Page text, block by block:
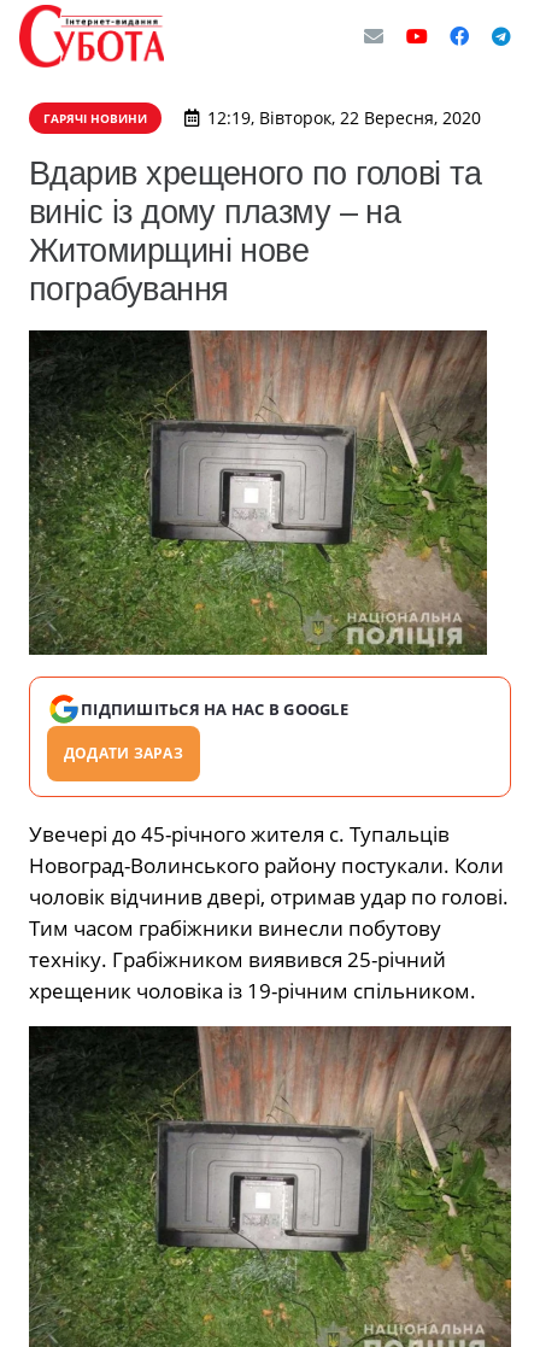
ГАРЯЧІ НОВИНИ 12:19, Вівторок, 22 Вересня, 2020
Вдарив хрещеного по голові та
виніс із дому плазму – на
Житомирщині нове
пограбування
ПІДПИШІТЬСЯ НА НАС В GOOGLE
ДОДАТИ ЗАРАЗ
Увечері до 45-річного жителя с. Тупальців
Новоград-Волинського району постукали. Коли
чоловік відчинив двері, отримав удар по голові.
Тим часом грабіжники винесли побутову
техніку. Грабіжником виявився 25-річний
хрещеник чоловіка із 19-річним спільником.